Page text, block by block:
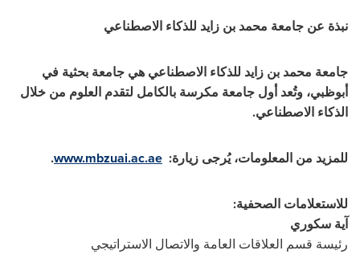
نبذة عن جامعة محمد بن زايد للذكاء الاصطناعي
جامعة محمد بن زايد للذكاء الاصطناعي هي جامعة بحثية في
أبوظبي، وتُعد أول جامعة مكرسة بالكامل لتقدم العلوم من خلال
الذكاء الاصطناعي.
للمزيد من المعلومات، يُرجى زيارة: www.mbzuai.ac.ae
.
للاستعلامات الصحفية:
آية سكوري
رئيسة قسم العلاقات العامة والاتصال الاستراتيجي